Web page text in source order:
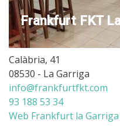
Frankfurt FKT
Calàbria, 41
08530 - La Garriga
info@frankfurtfkt.com
93 188 53 34
Web Frankfurt la Garriga